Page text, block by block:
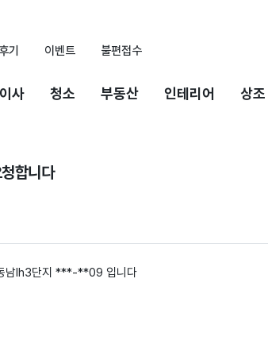
후기 이벤트 불편접수
이사 청소 부동산 인테리어 상조
합니다
남lh3단지 ***-**09 입니다